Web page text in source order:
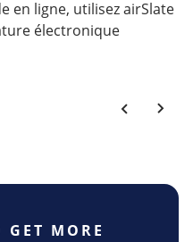
en ligne, utilisez airSlate
électronique
GET MORE